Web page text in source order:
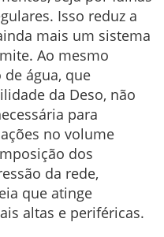
Isso reduz a
mais um sistema
Ao mesmo
água, que
da Deso, não
para
no volume
dos
da rede,
que atinge
altas e periféricas.